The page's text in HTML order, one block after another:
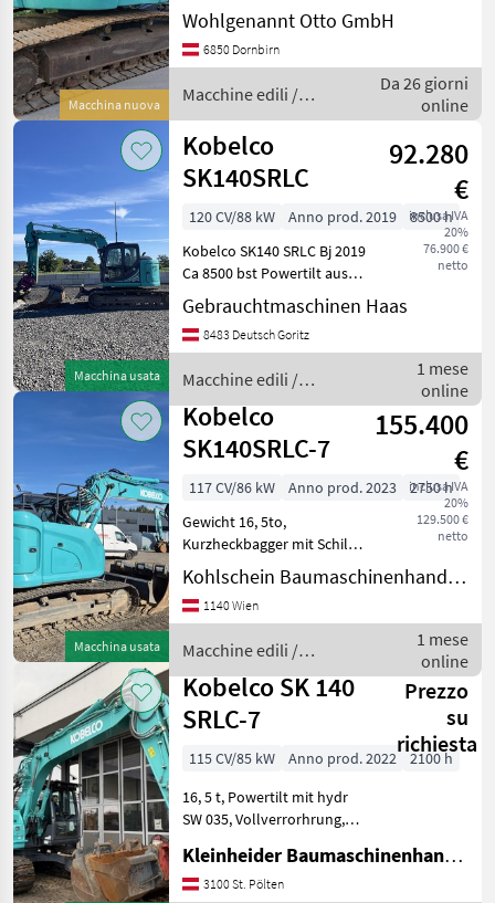
Macchina nuova
Schnellwechsler
Winkelbauer, Kleenoilfilter,
Zahnlöffel, zusätzliches
Heckgewicht; MS05042
Wohlgenannt Otto GmbH
6850 Dornbirn
Macchine edili /
Kobelco
Da 26 giorni
online
Macchina usata
Kobelco
SK140SRLC
92.280
€
inclusa IVA
20%
76.900 €
netto
120 CV/88 kW Anno prod. 2019
8500 h
Kobelco SK140 SRLC Bj 2019
Ca 8500 bst Powertilt aus
BJ 2025 3 Löffel
Hydraulischer
Schnellwechsler Alle
ca 70% gepflegte
Gebrauchtmaschinen Haas
8483 Deutsch Goritz
Macchine edili /
Kobelco
1 mese
online
Macchina usata
Kobelco
SK140SRLC-7
155.400
€
inclusa IVA
20%
129.500 €
netto
117 CV/86 kW Anno prod. 2023
2750 h
Gewicht 16, 5to,
Kurzheckbagger mit Schild,
600mm Stahlplatten mit
Gummipads, komplette
Ausstattung,
hydr. Schnellwechsler
SW035/Martin MH18, 2
Kohlschein Baumaschinenhandel GmbH
1140 Wien
Macchine edili /
Kobelco
1 mese
online
Kobelco SK 140
SRLC-7
Prezzo
su
richiesta
115 CV/85 kW Anno prod. 2022
2100 h
16, 5 t, Powertilt mit hydr
SW 035, Vollverrorhrung,
2 TL , 1 Böschungslöffel,
Eisenketten mit
Kleinheider Baumaschinenhandel GmbH.
3100 St. Pölten